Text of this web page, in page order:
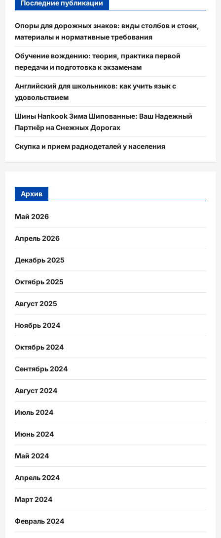
Последние публикации
Опоры для дорожных знаков: виды столбов и стоек,
материалы и нормативные требования
Обучение вождению: теория, практика первой
передачи и подготовка к экзаменам
Английский для школьников: как учить язык с
удовольствием
Шины Hankook Зима Шипованные: Ваш Надежный
Партнёр на Снежных Дорогах
Скупка и прием радиодеталей у населения
Архив
Май 2026
Апрель 2026
Декабрь 2025
Октябрь 2025
Август 2025
Ноябрь 2024
Октябрь 2024
Сентябрь 2024
Август 2024
Июль 2024
Июнь 2024
Май 2024
Апрель 2024
Март 2024
Февраль 2024